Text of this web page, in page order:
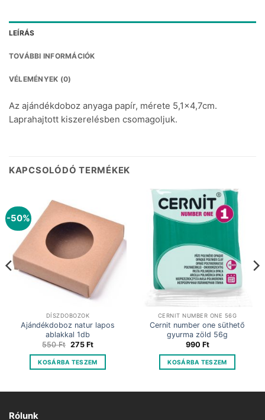
LEÍRÁS
TOVÁBBI INFORMÁCIÓK
VÉLEMÉNYEK (0)
Az ajándékdoboz anyaga papír, mérete 5,1×4,7cm.
Laprahajtott kiszerelésben csomagoljuk.
KAPCSOLÓDÓ TERMÉKEK
-50%
DÍSZDOBOZOK
Ajándékdoboz natur lapos
ablakkal 1db
550Ft Original
was:
550 Ft.
275 FtCurrent
is:
275 Ft.
KOSÁRBA TESZEM
CERNIT NUMBER ONE 56G
Cernit number one süthető
gyurma zöld 56g
990 Ft
KOSÁRBA TESZEM
Rólunk